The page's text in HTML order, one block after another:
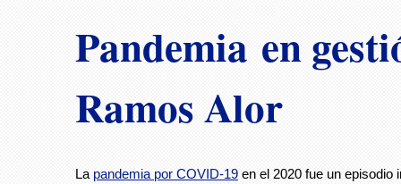
Pandemia en
Ramos Alor
La pandemia por COVID-19 en el 2020 fue un episodio